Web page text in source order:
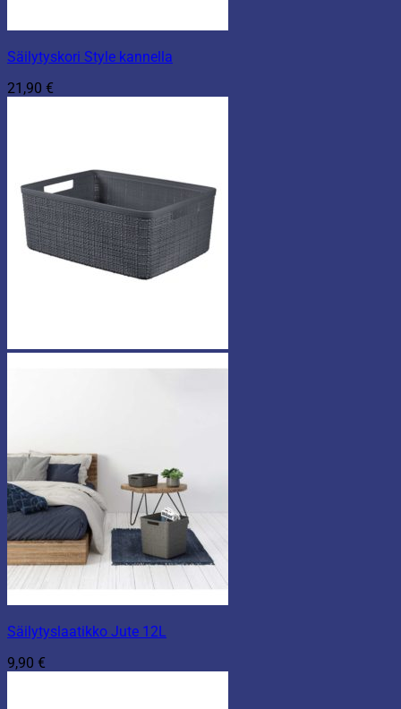
Säilytyskori Style kannella
21,90 €
Säilytyslaatikko Jute 12L
9,90 €